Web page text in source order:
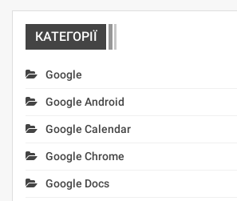
КАТЕГОРІЇ
Google
Google Android
Google Calendar
Google Chrome
Google Docs